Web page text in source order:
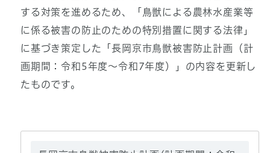
する対策を進めるため、「鳥獣による農林水産業等
に係る被害の防止のための特別措置に関する法律」
に基づき策定した「長岡京市鳥獣被害防止計画（計
画期間：令和5年度～令和7年度）」の内容を更新し
たものです。